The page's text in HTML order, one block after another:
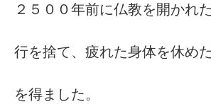
２５００年前に仏教を開かれ
行を捨て、疲れた身体を休め
を得ました。